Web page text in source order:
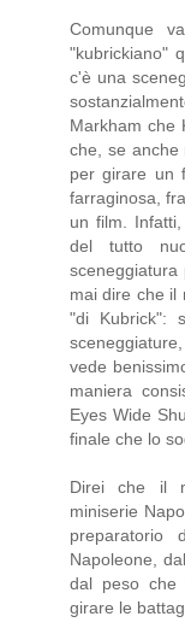
Comunque
"kubrickiano"
c'è una
Markham che
che, se anche
per girare un
farraginosa,
un film.
del tutto
mai dire che il
"di Kubrick":
vede
maniera
Eyes Wide
finale che lo
Direi che il
miniserie
Napoleone,
dal peso che
girare le